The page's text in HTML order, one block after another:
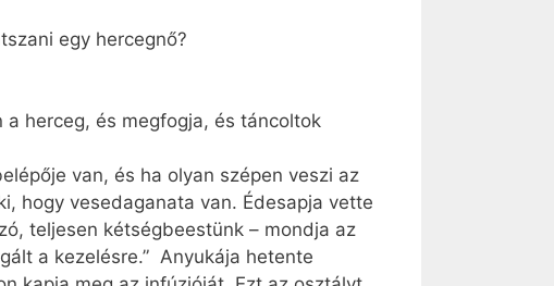
egy hercegnő?
herceg, és megfogja, és táncoltok
van, és ha olyan szépen veszi az
hogy vesedaganata van. Édesapja vette
teljesen kétségbeestünk – mondja az
a kezelésre.” Anyukája hetente